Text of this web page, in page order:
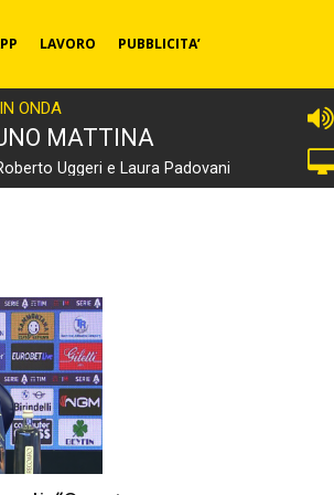
LAVORO PUBBLICITA’
ONDA
MATTINA
Uggeri e Laura Padovani